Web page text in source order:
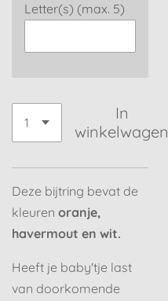
Letter(s) (max. 5)
In
winkelwagen
Deze bijtring bevat de
kleuren oranje,
havermout en wit.
Heeft je baby'tje last
van doorkomende